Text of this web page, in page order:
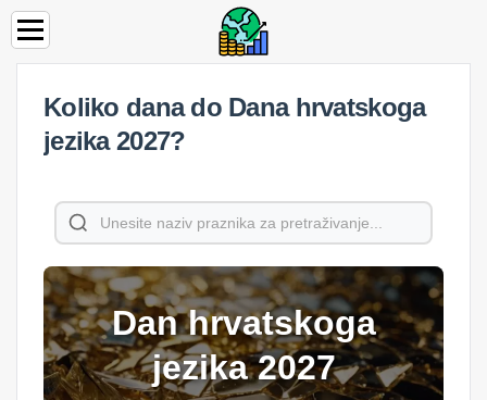
Koliko dana do Dana hrvatskoga
jezika 2027?
Dan hrvatskoga
jezika 2027